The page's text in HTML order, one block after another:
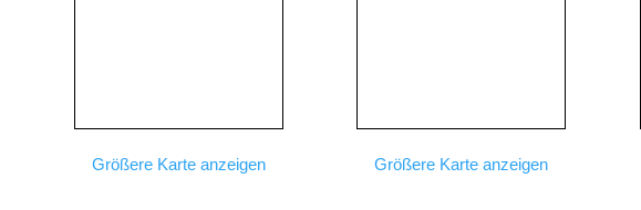
Größere Karte anzeigen Größere Karte anzeigen